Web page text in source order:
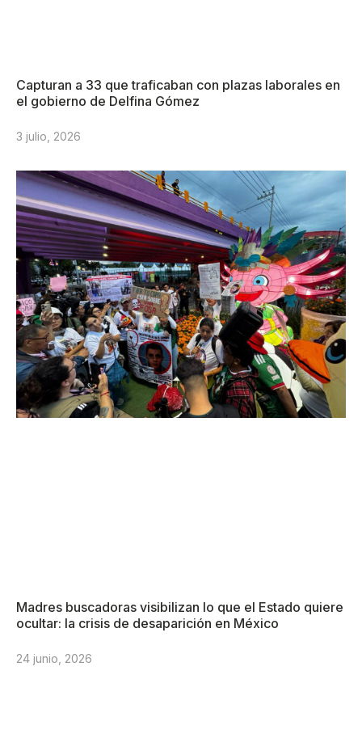
Capturan a 33 que traficaban con plazas laborales en
el gobierno de Delfina Gómez
3 julio, 2026
Madres buscadoras visibilizan lo que el Estado quiere
ocultar: la crisis de desaparición en México
24 junio, 2026